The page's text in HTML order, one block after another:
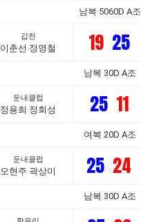
남복 5060D A조
갑천
이춘선 정영철 19 25
남복 30D A조
둔내클럽
정용희 정회성 25 11
여복 20D A조
둔내클럽
오현주 곽상미 25 24
남복 30D A조